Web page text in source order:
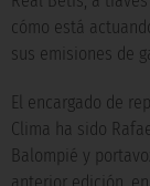
cómo está
sus emisiones de
El encargado de
Clima ha sido
Balompié y